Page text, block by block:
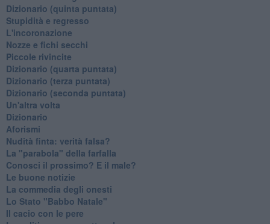
Dizionario (quinta puntata)
Stupidità e regresso
L'incoronazione
Nozze e fichi secchi
Piccole rivincite
​Dizionario (quarta puntata)
​Dizionario (terza puntata)
​Dizionario (seconda puntata)
Un'altra volta
Dizionario
Aforismi
Nudità finta: verità falsa?
La "parabola" della farfalla
Conosci il prossimo? E il male?
Le buone notizie
La commedia degli onesti
Lo Stato "Babbo Natale"
Il cacio con le pere